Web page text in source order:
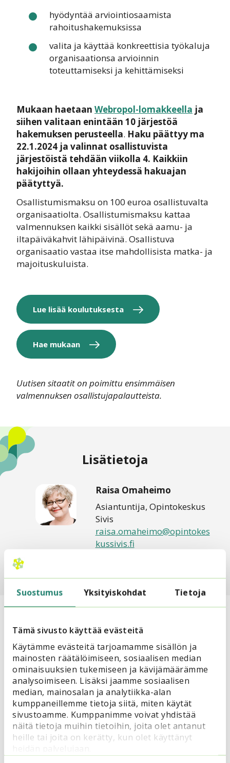
Suostumus Yksityiskohdat Tietoja
Tämä sivusto käyttää evästeitä
Käytämme evästeitä tarjoamamme sisällön ja
mainosten räätälöimiseen, sosiaalisen median
ominaisuuksien tukemiseen ja kävijämäärämme
analysoimiseen. Lisäksi jaamme sosiaalisen
median, mainosalan ja analytiikka-alan
kumppaneillemme tietoja siitä, miten käytät
sivustoamme. Kumppanimme voivat yhdistää
näitä tietoja muihin tietoihin, joita olet antanut
heille tai joita on kerätty, kun olet käyttänyt
hyödyntää arviointiosaamista
rahoitushakemuksissa
valita ja käyttää konkreettisia työkaluja
organisaationsa arvioinnin
toteuttamiseksi ja kehittämiseksi
Mukaan haetaan Webropol-lomakkeella ja
siihen valitaan enintään 10 järjestöä
hakemuksen perusteella. Haku päättyy ma
22.1.2024 ja valinnat osallistuvista
järjestöistä tehdään viikolla 4. Kaikkiin
hakijoihin ollaan yhteydessä hakuajan
päätyttyä.
Osallistumismaksu on 100 euroa osallistuvalta
organisaatiolta. Osallistumismaksu kattaa
valmennuksen kaikki sisällöt sekä aamu- ja
iltapäiväkahvit lähipäivinä. Osallistuva
organisaatio vastaa itse mahdollisista matka- ja
majoituskuluista.
Lue lisää koulutuksesta
Hae mukaan
Uutisen sitaatit on poimittu ensimmäisen
valmennuksen osallistujapalautteista.
Lisätietoja
Raisa Omaheimo
Asiantuntija, Opintokeskus
Sivis
raisa.omaheimo@opintokes
kussivis.fi
Lue myös